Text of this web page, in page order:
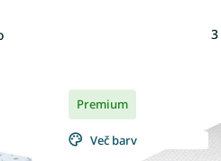
3
Premium
Več barv